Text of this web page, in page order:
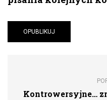
Kontrowersyjne…